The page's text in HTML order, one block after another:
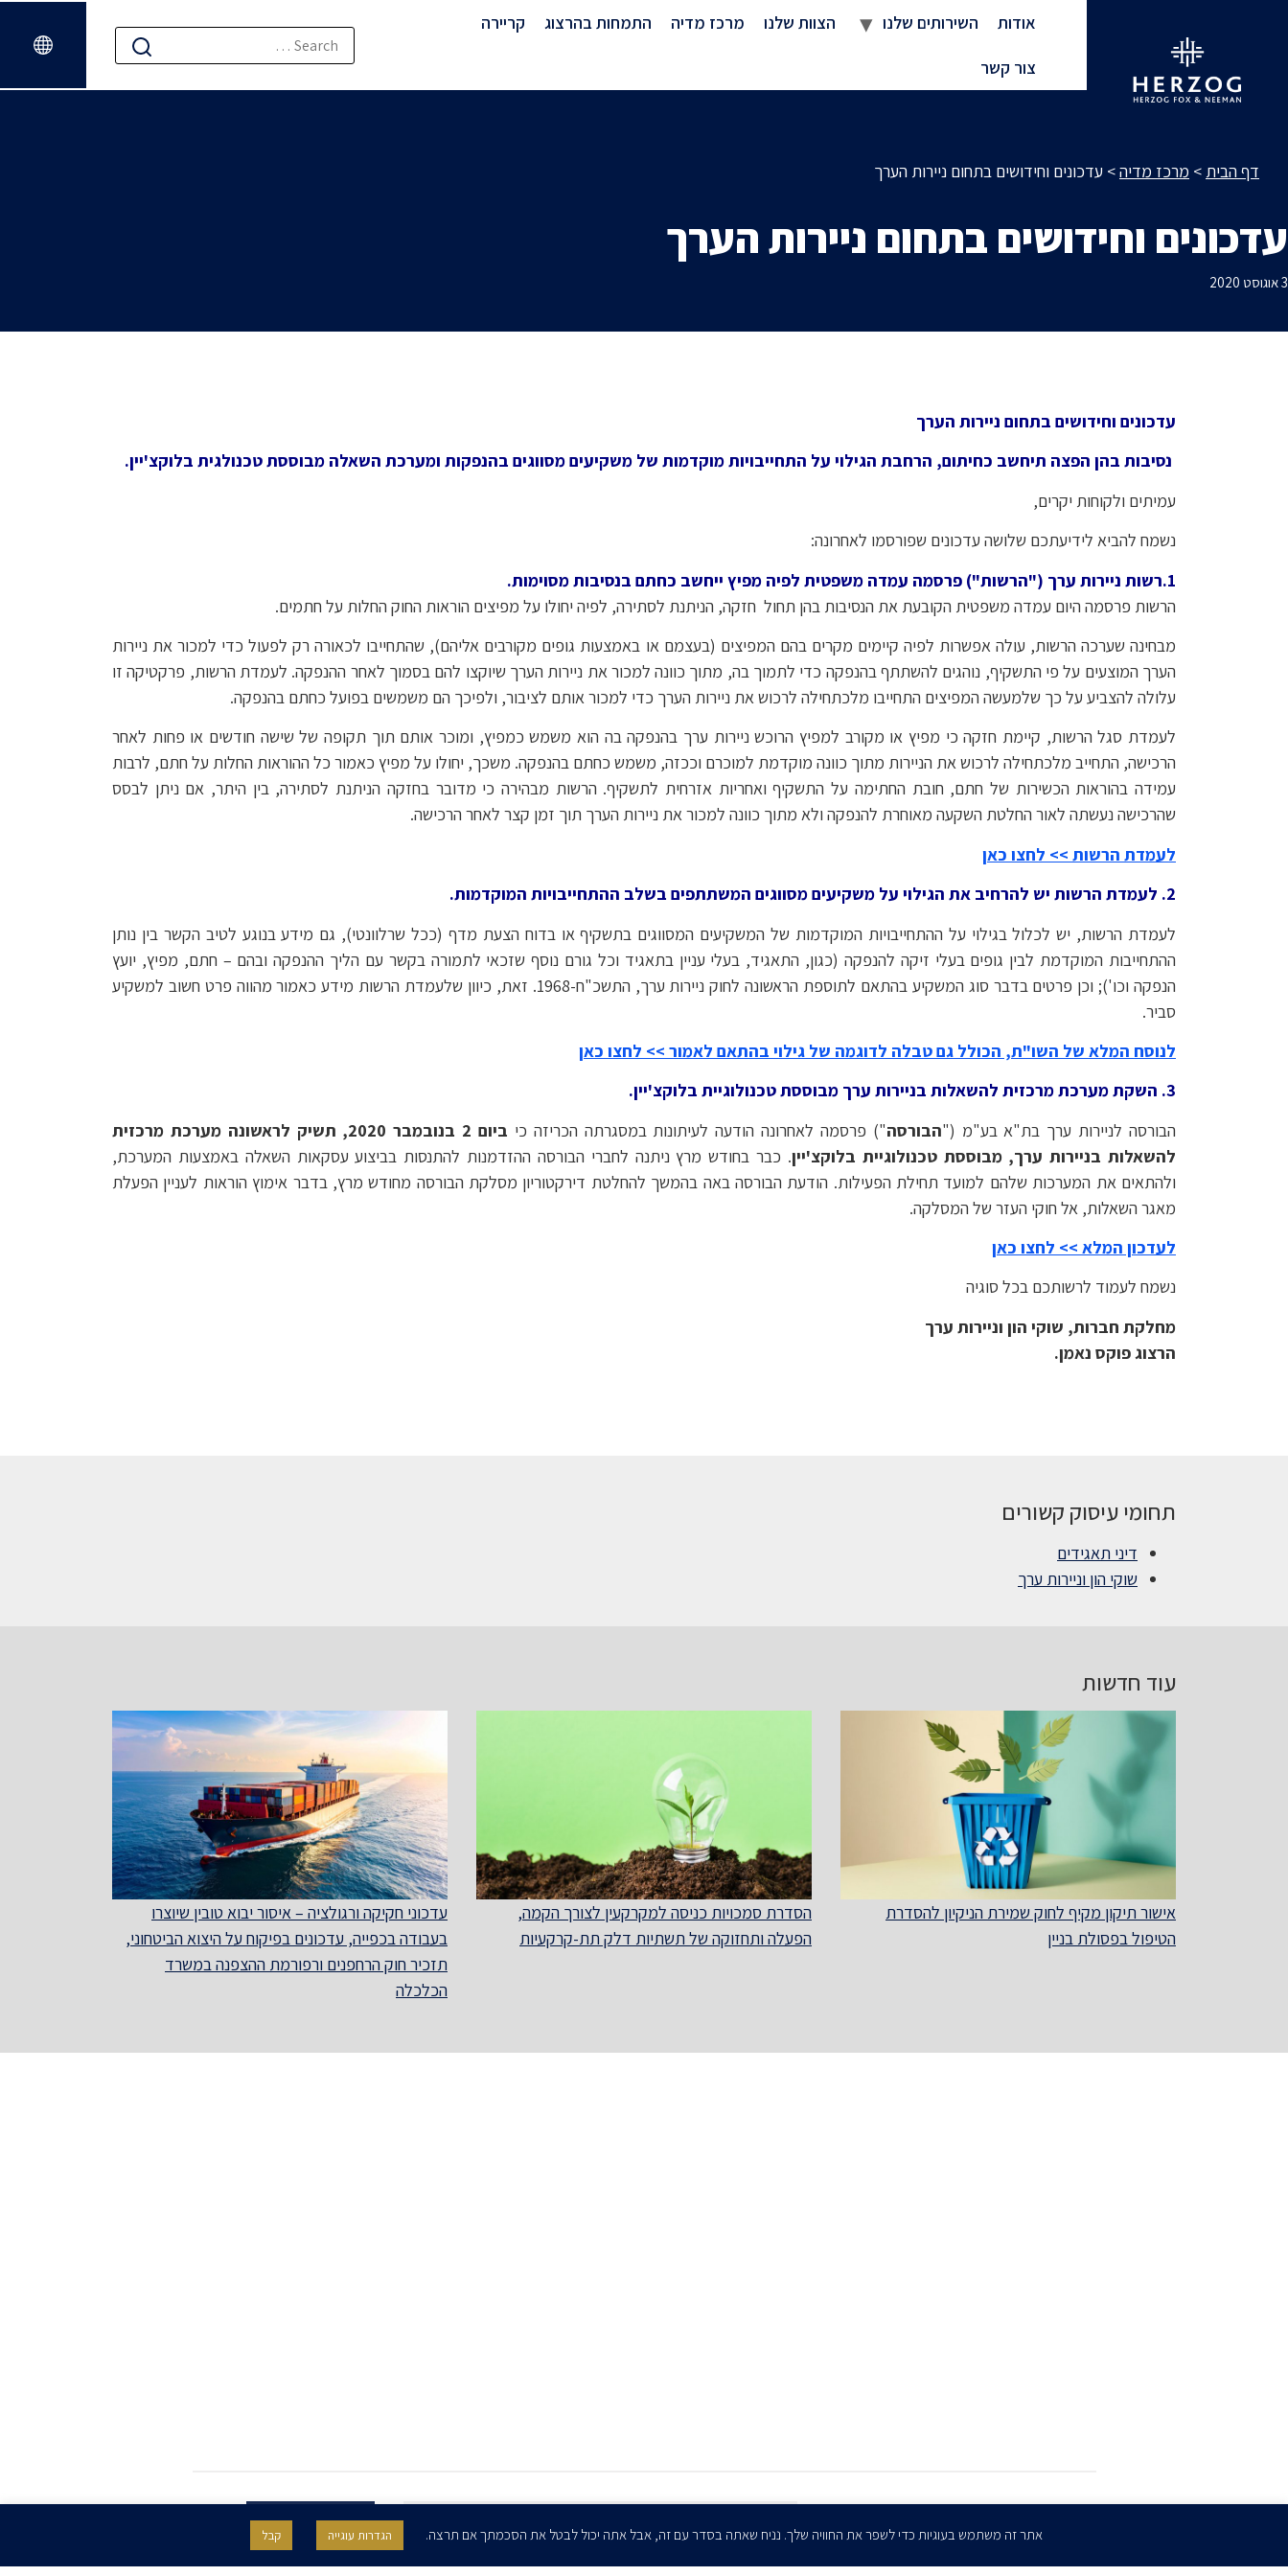
אודות השירותים שלנו הצוות שלנו מרכז מדיה התמחות בהרצוג קריירה
צור קשר
דף הבית > מרכז מדיה> עדכונים וחידושים בתחום ניירות הערך
עדכונים וחידושים בתחום ניירות הערך
3 אוגוסט 2020
עדכונים וחידושים בתחום ניירות הערך
נסיבות בהן הפצה תיחשב כחיתום, הרחבת הגילוי על התחייבויות מוקדמות של משקיעים מסווגים בהנפקות ומערכת השאלה מבוססת טכנולגית בלוקצ'יין.
עמיתים ולקוחות יקרים,
נשמח להביא לידיעתכם שלושה עדכונים שפורסמו לאחרונה:
1.רשות ניירות ערך ("הרשות") פרסמה עמדה משפטית לפיה מפיץ ייחשב כחתם בנסיבות מסוימות.
הרשות פרסמה היום עמדה משפטית הקובעת את הנסיבות בהן תחול חזקה, הניתנת לסתירה, לפיה יחולו על מפיצים הוראות החוק החלות על חתמים.
מבחינה שערכה הרשות, עולה אפשרות לפיה קיימים מקרים בהם המפיצים (בעצמם או באמצעות גופים מקורבים אליהם), שהתחייבו לכאורה רק לפעול כדי למכור את ניירות
הערך המוצעים על פי התשקיף, נוהגים להשתתף בהנפקה כדי לתמוך בה, מתוך כוונה למכור את ניירות הערך שיוקצו להם בסמוך לאחר ההנפקה. לעמדת הרשות, פרקטיקה זו
עלולה להצביע על כך שלמעשה המפיצים התחייבו מלכתחילה לרכוש את ניירות הערך כדי למכור אותם לציבור, ולפיכך הם משמשים בפועל כחתם בהנפקה.
לעמדת סגל הרשות, קיימת חזקה כי מפיץ או מקורב למפיץ הרוכש ניירות ערך בהנפקה בה הוא משמש כמפיץ, ומוכר אותם תוך תקופה של שישה חודשים או פחות לאחר
הרכישה, התחייב מלכתחילה לרכוש את הניירות מתוך כוונה מוקדמת למוכרם וככזה, משמש כחתם בהנפקה. משכך, יחולו על מפיץ כאמור כל ההוראות החלות על חתם, לרבות
עמידה בהוראות הכשירות של חתם, חובת החתימה על התשקיף ואחריות אזרחית לתשקיף. הרשות מבהירה כי מדובר בחזקה הניתנת לסתירה, בין היתר, אם ניתן לבסס
שהרכישה נעשתה לאור החלטת השקעה מאוחרת להנפקה ולא מתוך כוונה למכור את ניירות הערך תוך זמן קצר לאחר הרכישה.
לעמדת הרשות >> לחצו כאן
2. לעמדת הרשות יש להרחיב את הגילוי על משקיעים מסווגים המשתתפים בשלב ההתחייבויות המוקדמות.
לעמדת הרשות, יש לכלול בגילוי על ההתחייבויות המוקדמות של המשקיעים המסווגים בתשקיף או בדוח הצעת מדף (ככל שרלוונטי), גם מידע בנוגע לטיב הקשר בין נותן
ההתחייבות המוקדמת לבין גופים בעלי זיקה להנפקה (כגון, התאגיד, בעלי עניין בתאגיד וכל גורם נוסף שזכאי לתמורה בקשר עם הליך ההנפקה ובהם – חתם, מפיץ, יועץ
הנפקה וכו'); וכן פרטים בדבר סוג המשקיע בהתאם לתוספת הראשונה לחוק ניירות ערך, התשכ"ח-1968. זאת, כיוון שלעמדת הרשות מידע כאמור מהווה פרט חשוב למשקיע
סביר.
לנוסח המלא של השו"ת, הכולל גם טבלה לדוגמה של גילוי בהתאם לאמור >> לחצו כאן
3. השקת מערכת מרכזית להשאלות בניירות ערך מבוססת טכנולוגיית בלוקצ'יין.
הבורסה לניירות ערך בת"א בע"מ ("הבורסה") פרסמה לאחרונה הודעה לעיתונות במסגרתה הכריזה כי
ביום 2 בנובמבר 2020, תשיק לראשונה מערכת מרכזית
להשאלות בניירות ערך, מבוססת טכנולוגיית בלוקצ'יין. כבר בחודש מרץ ניתנה לחברי הבורסה ההזדמנות להתנסות בביצוע עסקאות השאלה באמצעות המערכת,
ולהתאים את המערכות שלהם למועד תחילת הפעילות. הודעת הבורסה באה בהמשך להחלטת דירקטוריון מסלקת הבורסה מחודש מרץ, בדבר אימוץ הוראות לעניין הפעלת
מאגר השאלות, אל חוקי העזר של המסלקה.
לעדכון המלא >> לחצו כאן
נשמח לעמוד לרשותכם בכל סוגיה
מחלקת חברות, שוקי הון וניירות ערך
הרצוג פוקס נאמן.
תחומי עיסוק קשורים
דיני תאגידים
שוקי הון וניירות ערך
עוד חדשות
אישור תיקון מקיף לחוק שמירת הניקיון להסדרת
הטיפול בפסולת בניין
הסדרת סמכויות כניסה למקרקעין לצורך הקמה,
הפעלה ותחזוקה של תשתיות דלק תת-קרקעיות
עדכוני חקיקה ורגולציה – איסור יבוא טובין שיוצרו
בעבודה בכפייה, עדכונים בפיקוח על היצוא הביטחוני,
תזכיר חוק הרחפנים ורפורמת ההצפנה במשרד
הכלכלה
לדיוורים שלנו
הרשמו לדיוורים שלנו - דוא״ל
אתר זה משתמש בעוגיות כדי לשפר את החוויה שלך. נניח שאתה בסדר עם זה, אבל אתה יכול לבטל את הסכמתך אם תרצה. הגדרות עוגייה קבל